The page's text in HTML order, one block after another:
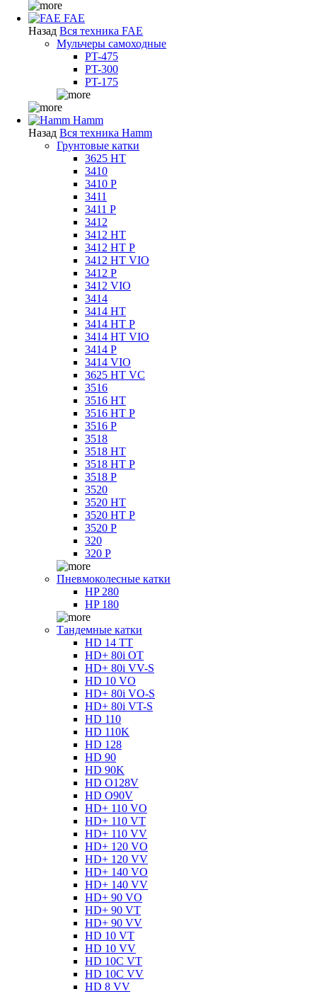
FAE
Назад Вся техника FAE
Мульчеры самоходные
PT-475
PT-300
PT-175
Hamm
Назад Вся техника Hamm
Грунтовые катки
3625 HT
3410
3410 P
3411
3411 P
3412
3412 HT
3412 HT P
3412 HT VIO
3412 P
3412 VIO
3414
3414 HT
3414 HT P
3414 HT VIO
3414 P
3414 VIO
3625 HT VC
3516
3516 HT
3516 HT P
3516 P
3518
3518 HT
3518 HT P
3518 P
3520
3520 HT
3520 HT P
3520 P
320
320 P
Пневмоколесные катки
HP 280
HP 180
Тандемные катки
HD 14 TT
HD+ 80i OT
HD+ 80i VV-S
HD 10 VO
HD+ 80i VO-S
HD+ 80i VT-S
HD 110
HD 110K
HD 128
HD 90
HD 90K
HD O128V
HD O90V
HD+ 110 VO
HD+ 110 VT
HD+ 110 VV
HD+ 120 VO
HD+ 120 VV
HD+ 140 VO
HD+ 140 VV
HD+ 90 VO
HD+ 90 VT
HD+ 90 VV
HD 10 VT
HD 10 VV
HD 10C VT
HD 10C VV
HD 8 VV